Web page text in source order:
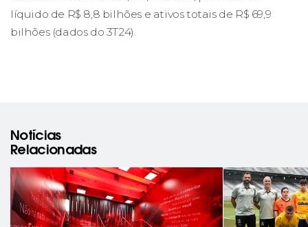
líquido de R$ 8,8 bilhões e ativos totais de R$ 69,9
bilhões (dados do 3T24).
Notícias
Relacionadas